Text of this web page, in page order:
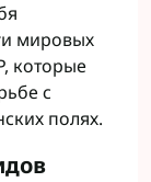
мировых
которые
с
полях.